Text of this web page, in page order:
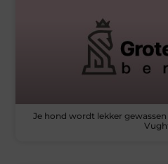
Je hond wordt lekker